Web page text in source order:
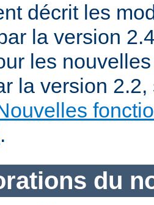
décrit les
la version
les
la version 2.2,
.
du